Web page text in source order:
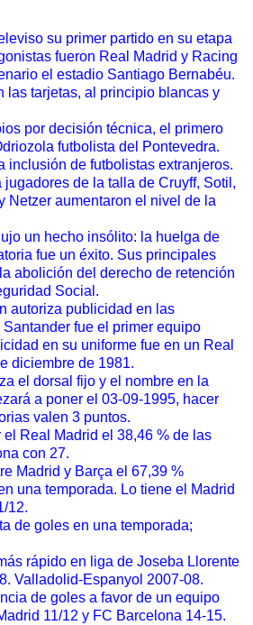
su primer partido en su etapa
fueron Real Madrid y Racing
el estadio Santiago Bernabéu.
las tarjetas, al principio blancas y
por decisión técnica, el primero
futbolista del Pontevedra.
inclusión de futbolistas extranjeros.
de la talla de Cruyff, Sotil,
Netzer aumentaron el nivel de la
un hecho insólito: la huelga de
fue un éxito. Sus principales
abolición del derecho de retención
Social.
autoriza publicidad en las
fue el primer equipo
en su uniforme fue en un Real
diciembre de 1981.
el dorsal fijo y el nombre en la
a poner el 03-09-1995, hacer
valen 3 puntos.
Real Madrid el 38,46 % de las
con 27.
Madrid y Barça el 67,39 %
una temporada. Lo tiene el Madrid
12.
de goles en una temporada;
rápido en liga de Joseba Llorente
Valladolid-Espanyol 2007-08.
de goles a favor de un equipo
11/12 y FC Barcelona 14-15.